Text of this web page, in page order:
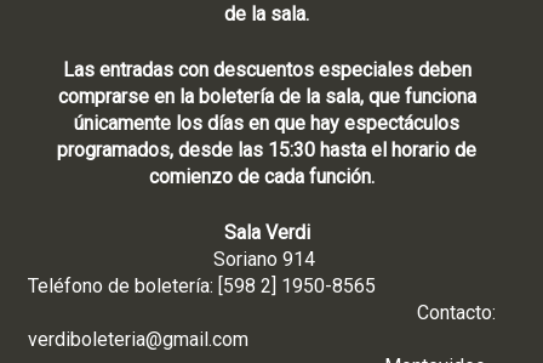
de la sala.
Las entradas con descuentos especiales deben
comprarse en la boletería de la sala, que funciona
únicamente los días en que hay espectáculos
programados, desde las 15:30 hasta el horario de
comienzo de cada función.
Sala Verdi
Soriano 914
Teléfono de boletería: [598 2] 1950-8565
Contacto:
verdiboleteria@gmail.com